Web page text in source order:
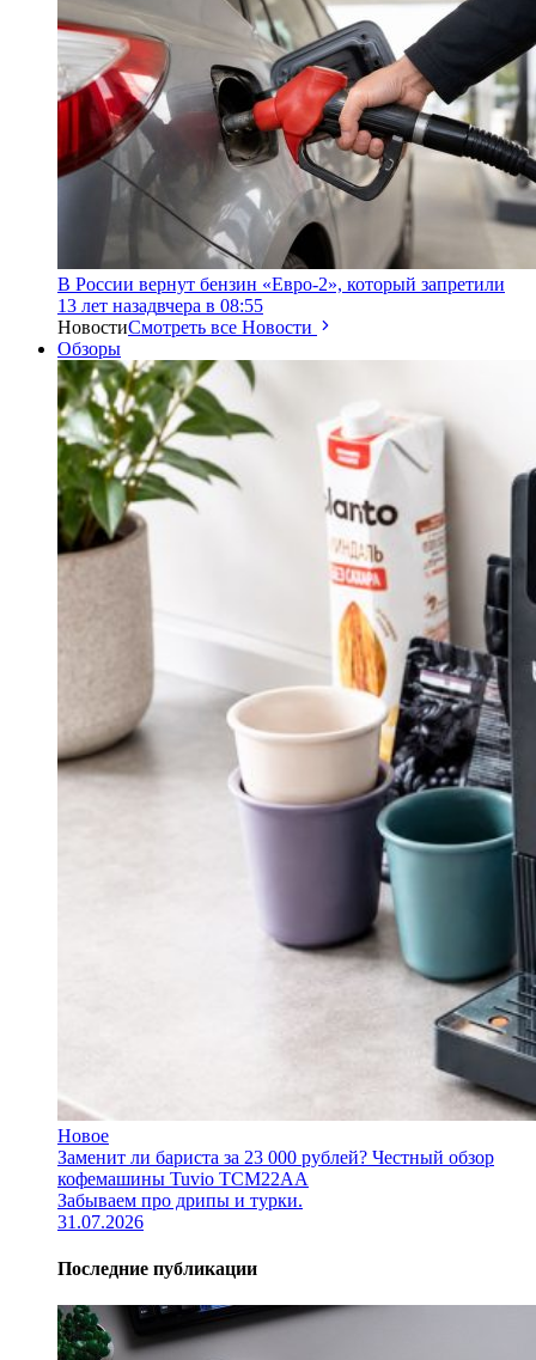
В России вернут бензин «Евро-2», который запретили
13 лет назадвчера в 08:55
НовостиСмотреть все Новости
Обзоры
Новое
Заменит ли бариста за 23 000 рублей? Честный обзор
кофемашины Tuvio TCM22AA
Забываем про дрипы и турки.
31.07.2026
Последние публикации